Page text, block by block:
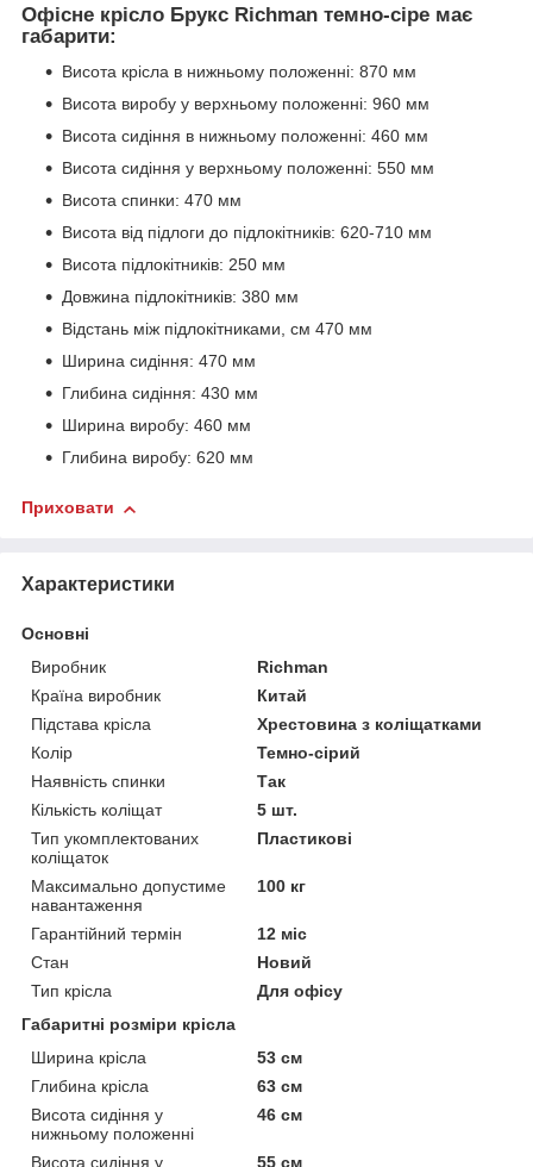
Офісне крісло Брукс Richman темно-сіре має
габарити:
Висота крісла в нижньому положенні: 870 мм
Висота виробу у верхньому положенні: 960 мм
Висота сидіння в нижньому положенні: 460 мм
Висота сидіння у верхньому положенні: 550 мм
Висота спинки: 470 мм
Висота від підлоги до підлокітників: 620-710 мм
Висота підлокітників: 250 мм
Довжина підлокітників: 380 мм
Відстань між підлокітниками, см 470 мм
Ширина сидіння: 470 мм
Глибина сидіння: 430 мм
Ширина виробу: 460 мм
Глибина виробу: 620 мм
Приховати
Характеристики
Основні
Виробник
Richman
Країна виробник
Китай
Підстава крісла
Хрестовина з коліщатками
Колір
Темно-сірий
Наявність спинки
Так
Кількість коліщат
5 шт.
Тип укомплектованих
коліщаток
Пластикові
Максимально допустиме
навантаження
100 кг
Гарантійний термін
12 міс
Стан
Новий
Тип крісла
Для офісу
Габаритні розміри крісла
Ширина крісла
53 см
Глибина крісла
63 см
Висота сидіння у
нижньому положенні
46 см
Висота сидіння у 55 см